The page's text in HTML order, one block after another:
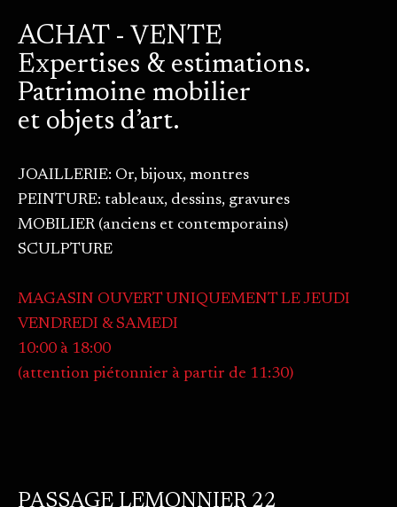
ACHAT - VENTE
Expertises & estimations.
Patrimoine mobilier
et objets d’art.
JOAILLERIE: Or, bijoux, montres
PEINTURE: tableaux, dessins, gravures
MOBILIER (anciens et contemporains)
SCULPTURE
MAGASIN OUVERT UNIQUEMENT LE JEUDI
VENDREDI & SAMEDI
10:00 à 18:00
(attention piétonnier à partir de 11:30)
PASSAGE LEMONNIER 22